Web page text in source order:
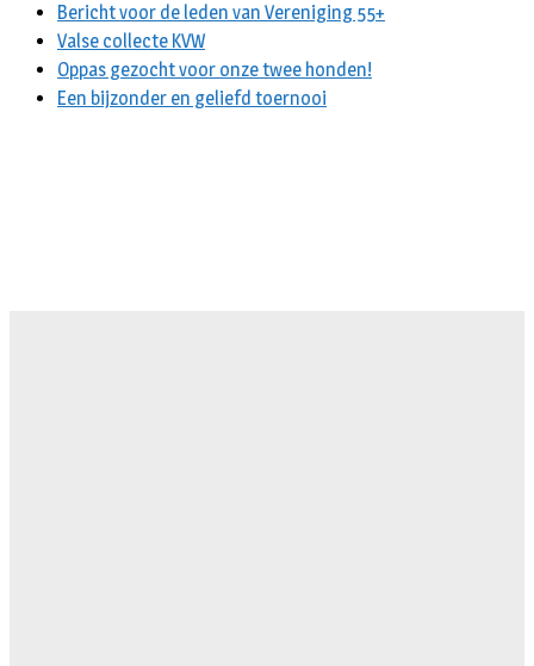
Bericht voor de leden van Vereniging 55+
Valse collecte KVW
Oppas gezocht voor onze twee honden!
Een bijzonder en geliefd toernooi